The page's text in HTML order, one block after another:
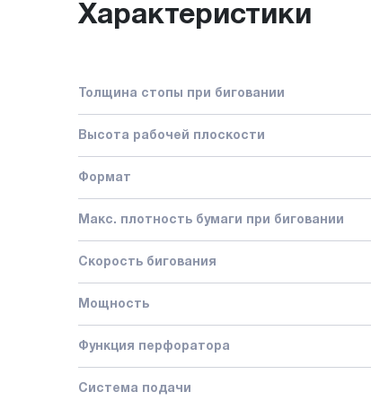
Характеристики
Толщина стопы при биговании
Высота рабочей плоскости
Формат
Макс. плотность бумаги при биговании
Скорость бигования
Мощность
Функция перфоратора
Система подачи